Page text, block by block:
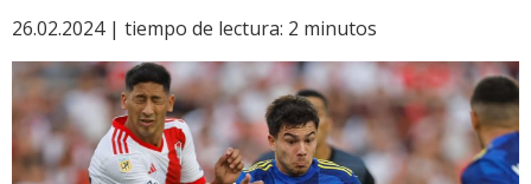
26.02.2024 | tiempo de lectura: 2 minutos